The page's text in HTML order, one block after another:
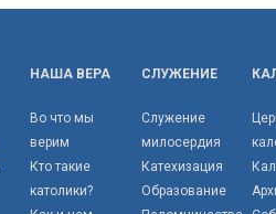
НАША ВЕРА
Во что мы
верим
Кто такие
католики?
СЛУЖЕНИЕ
Служение
милосердия
Катехизация
Образование